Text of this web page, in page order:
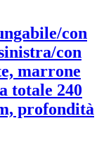
con
con
marrone
totale 240
profondità